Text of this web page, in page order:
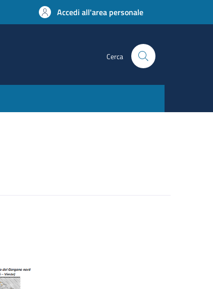
Accedi all'area personale
Cerca